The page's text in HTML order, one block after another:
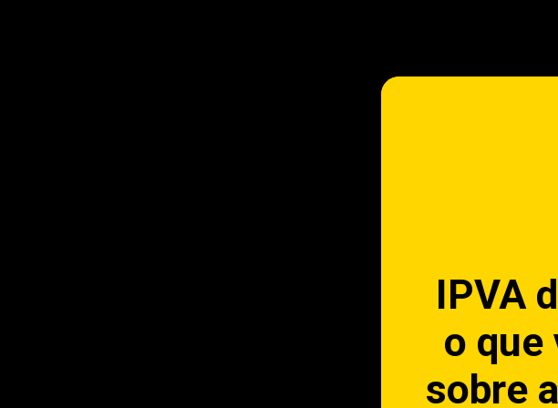
IPVA
o que
sobre